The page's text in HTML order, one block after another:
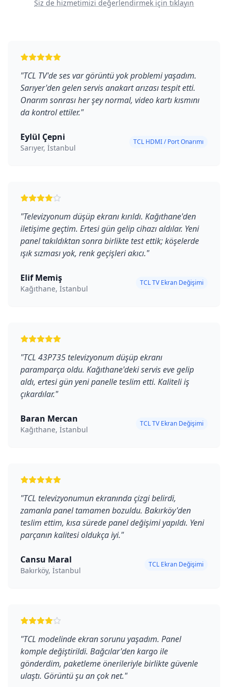
Siz de hizmetimizi değerlendirmek için tıklayın
"TCL TV'de ses var görüntü yok problemi yaşadım.
Sarıyer'den gelen servis anakart arızası tespit etti.
Onarım sonrası her şey normal, video kartı kısmını
da kontrol ettiler."
Eylül Çepni
Sarıyer, İstanbul
TCL HDMI / Port Onarımı
"Televizyonum düşüp ekranı kırıldı. Kağıthane'den
iletişime geçtim. Ertesi gün gelip cihazı aldılar. Yeni
panel takıldıktan sonra birlikte test ettik; köşelerde
ışık sızması yok, renk geçişleri akıcı."
Elif Memiş
Kağıthane, İstanbul
TCL TV Ekran Değişimi
"TCL 43P735 televizyonum düşüp ekranı
paramparça oldu. Kağıthane'deki servis eve gelip
aldı, ertesi gün yeni panelle teslim etti. Kaliteli iş
çıkardılar."
Baran Mercan
Kağıthane, İstanbul
TCL TV Ekran Değişimi
"TCL televizyonumun ekranında çizgi belirdi,
zamanla panel tamamen bozuldu. Bakırköy'den
teslim ettim, kısa sürede panel değişimi yapıldı. Yeni
parçanın kalitesi oldukça iyi."
Cansu Maral
Bakırköy, İstanbul
TCL Ekran Değişimi
"TCL modelinde ekran sorunu yaşadım. Panel
komple değiştirildi. Bağcılar'den kargo ile
gönderdim, paketleme önerileriyle birlikte güvenle
ulaştı. Görüntü şu an çok net."